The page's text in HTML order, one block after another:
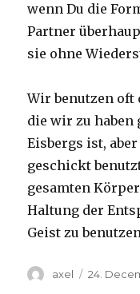
wenn Du die
Partner
sie ohne
Wir benutzen oft
die wir zu haben
Eisbergs ist,
geschickt
gesamten
Haltung der
Geist zu
Author
axel
Posted
24.